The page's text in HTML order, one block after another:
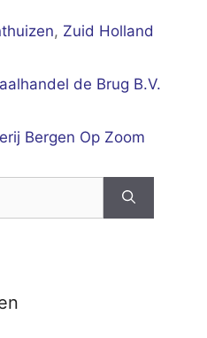
, Zuid Holland
de Brug B.V.
Bergen Op Zoom